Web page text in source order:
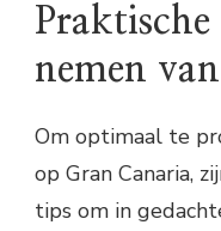
nemen
Om optimaal te
op Gran Canaria,
tips om in